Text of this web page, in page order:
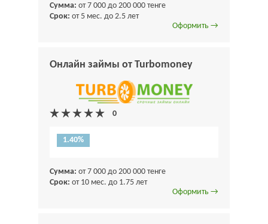
Сумма: от 7 000 до 200 000 тенге
Срок: от 5 мес. до 2.5 лет
Оформить →
Онлайн займы от Turbomoney
1.40%
Сумма: от 7 000 до 200 000 тенге
Срок: от 10 мес. до 1.75 лет
Оформить →